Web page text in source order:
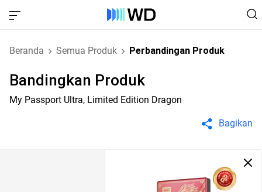
Beranda Semua Produk Perbandingan Produk
Bandingkan Produk
My Passport Ultra, Limited Edition Dragon
Bagikan